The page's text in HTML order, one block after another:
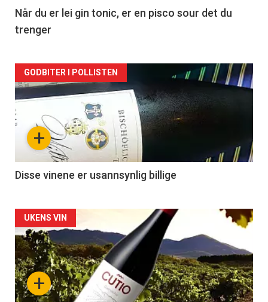
2
Når du er lei gin tonic, er en pisco sour det du
trenger
Forsiden
akkurat
nå
3
+
GODBITER I POLLISTEN
Disse vinene er usannsynlig billige
Forsiden
akkurat
nå
-
+
UKENS VIN